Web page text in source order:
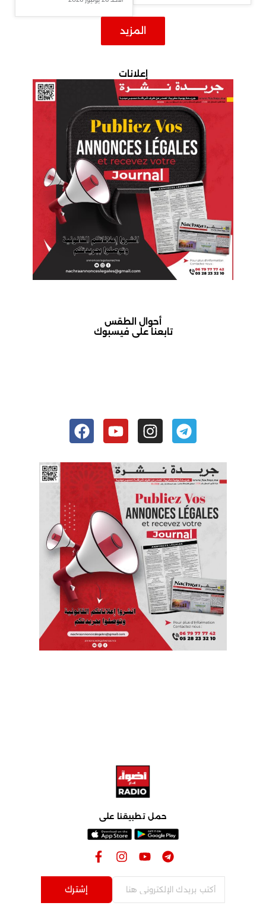
المزيد
إعلانات
أحوال الطقس
أكادير حالة الطقستابعنا على فيسبوك
Telegram
Instagram
Youtube
Facebook
حمل تطبيقنا على
T
e
l
e
g
Y
o
u
t
u
I
n
s
a
F
a
c
b
إشترك